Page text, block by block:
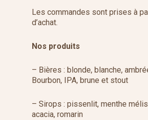
Les commandes sont prises à
d’achat.
Nos produits
– Bières : blonde, blanche,
Bourbon, IPA, brune et stout
– Sirops : pissenlit, menthe
acacia, romarin